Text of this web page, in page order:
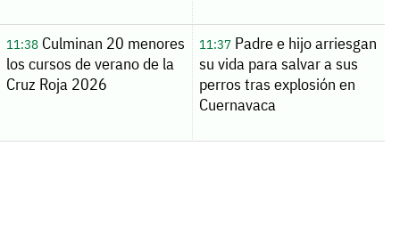
11:38Culminan 20 menores
los cursos de verano de la
Cruz Roja 2026
11:37Padre e hijo arriesgan
su vida para salvar a sus
perros tras explosión en
Cuernavaca